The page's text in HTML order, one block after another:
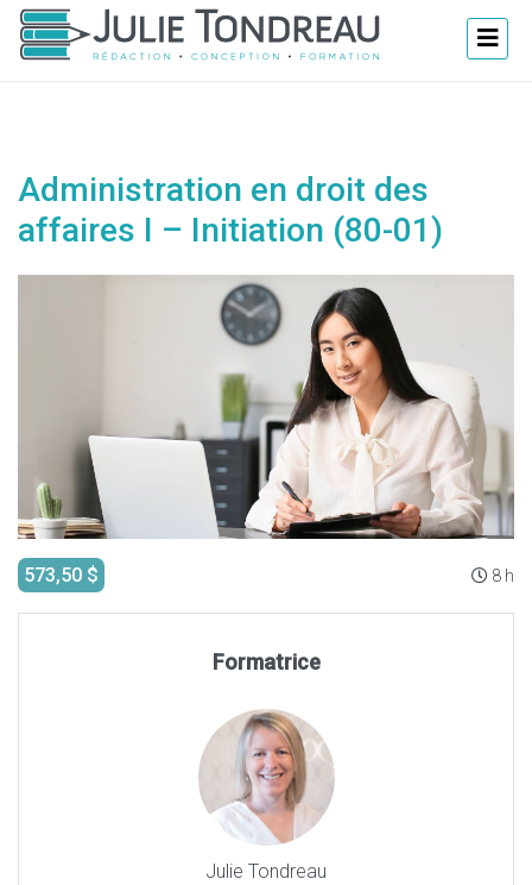
Administration en droit des
affaires I – Initiation (80-01)
8 h
573,50 $
Formatrice
Julie Tondreau